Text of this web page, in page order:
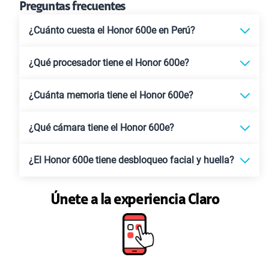
Preguntas frecuentes
¿Cuánto cuesta el Honor 600e en Perú?
¿Qué procesador tiene el Honor 600e?
¿Cuánta memoria tiene el Honor 600e?
¿Qué cámara tiene el Honor 600e?
¿El Honor 600e tiene desbloqueo facial y huella?
Únete a la experiencia Claro